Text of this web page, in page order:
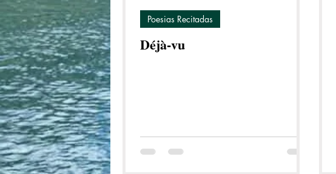
Déjà-vu
Poesias Recitadas